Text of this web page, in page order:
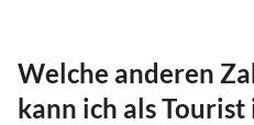
Welche anderen
kann ich als Tourist